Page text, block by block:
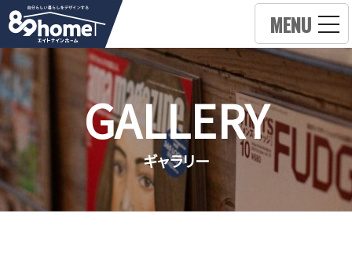
MENU
GALLERY
ギャラリー